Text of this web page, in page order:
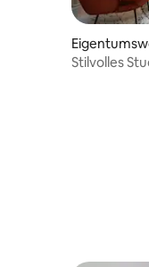
Stilvolles